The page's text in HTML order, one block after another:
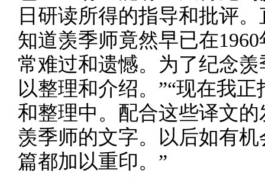
日研读所得的指导和批评
知道羡季师竟然早已在
常难过和遗憾。为了纪念
以整理和介绍。”“现在我
和整理中。配合这些译文
羡季师的文字。以后如有
篇都加以重印。”